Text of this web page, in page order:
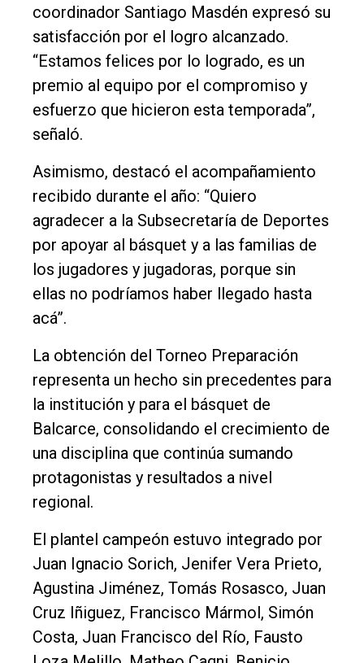
coordinador Santiago Masdén expresó su
satisfacción por el logro alcanzado.
“Estamos felices por lo logrado, es un
premio al equipo por el compromiso y
esfuerzo que hicieron esta temporada”,
señaló.
Asimismo, destacó el acompañamiento
recibido durante el año: “Quiero
agradecer a la Subsecretaría de Deportes
por apoyar al básquet y a las familias de
los jugadores y jugadoras, porque sin
ellas no podríamos haber llegado hasta
acá”.
La obtención del Torneo Preparación
representa un hecho sin precedentes para
la institución y para el básquet de
Balcarce, consolidando el crecimiento de
una disciplina que continúa sumando
protagonistas y resultados a nivel
regional.
El plantel campeón estuvo integrado por
Juan Ignacio Sorich, Jenifer Vera Prieto,
Agustina Jiménez, Tomás Rosasco, Juan
Cruz Iñiguez, Francisco Mármol, Simón
Costa, Juan Francisco del Río, Fausto